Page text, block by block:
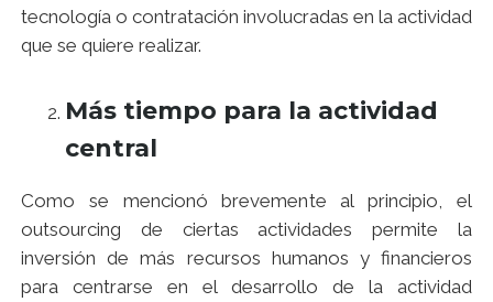
tecnología o contratación involucradas en la actividad
que se quiere realizar.
Más tiempo para la actividad
central
Como se mencionó brevemente al principio, el
outsourcing de ciertas actividades permite la
inversión de más recursos humanos y financieros
para centrarse en el desarrollo de la actividad